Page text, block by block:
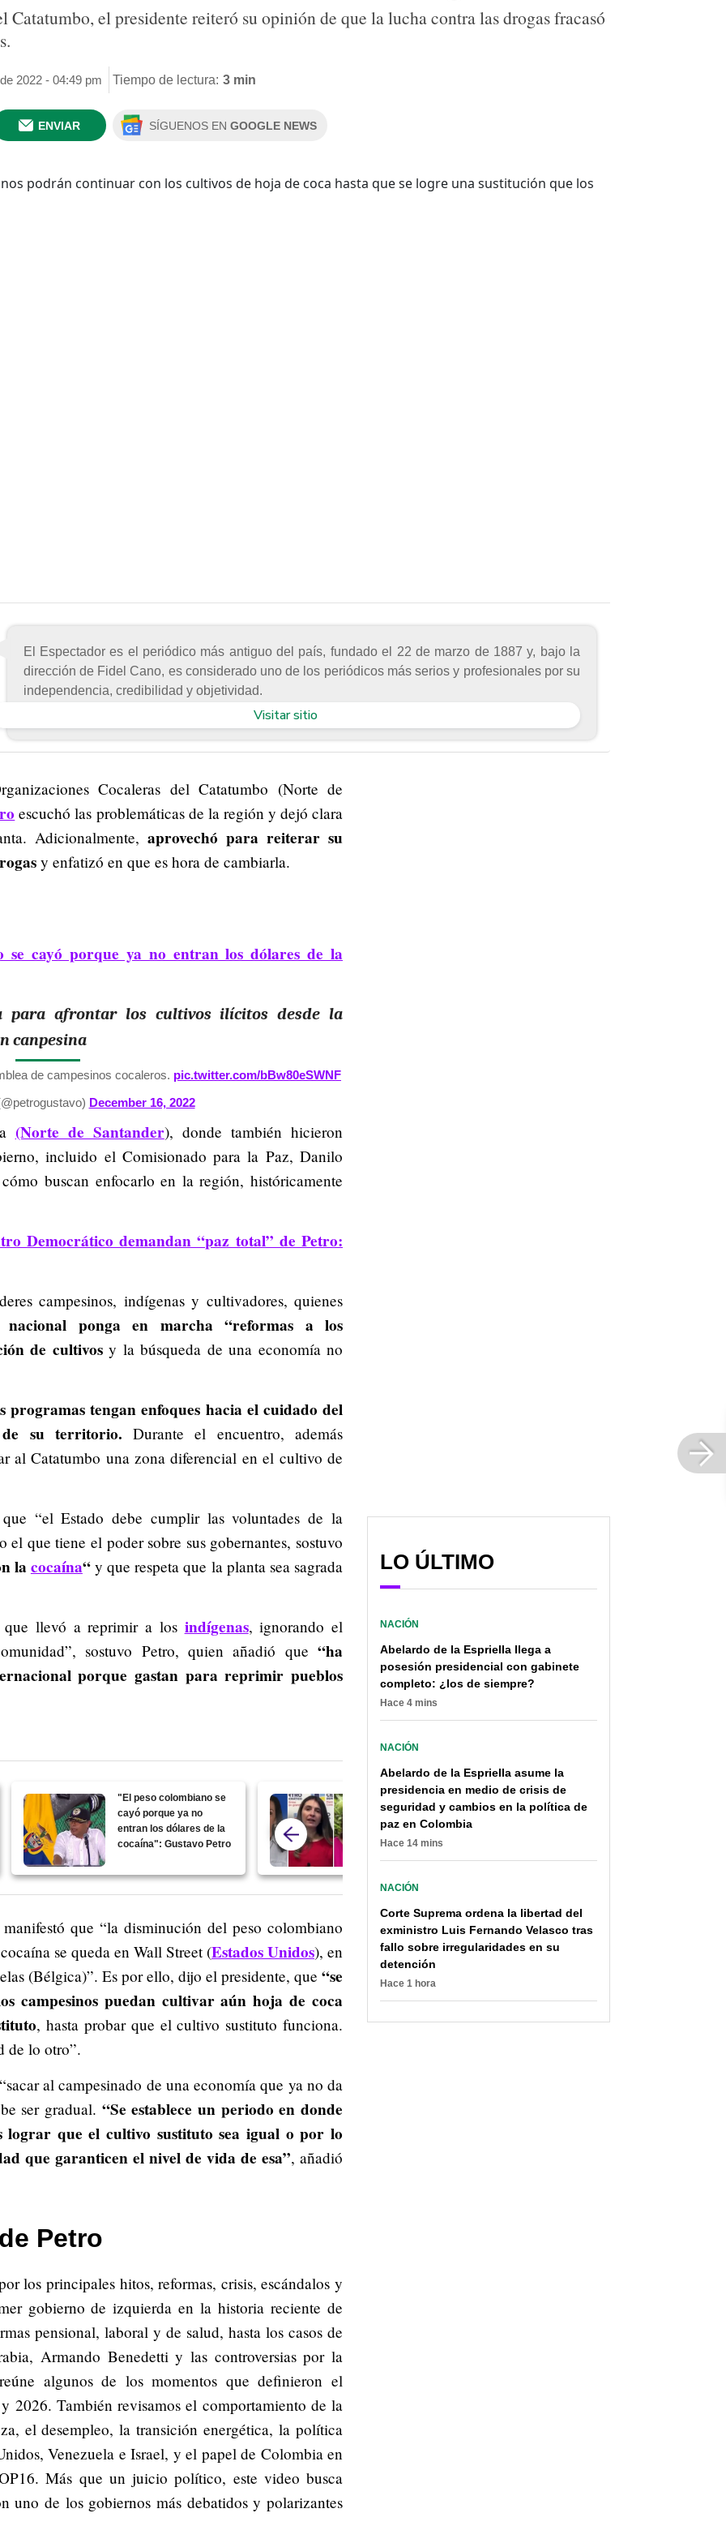
Catatumbo, el presidente reiteró su opinión de que la lucha contra las drogas fracasó
2022 - 04:49 pm Tiempo de lectura: 3 min
ENVIAR SÍGUENOS EN GOOGLE NEWS
El Espectador es el periódico más antiguo del país, fundado el 22 de marzo de 1887 y, bajo la
dirección de Fidel Cano, es considerado uno de los periódicos más serios y profesionales por su
independencia, credibilidad y objetividad.
Visitar sitio
Cocaleras del Catatumbo (Norte de
escuchó las problemáticas de la región y dejó clara
Adicionalmente,aprovechó para reiterar su
y enfatizó en que es hora de cambiarla.
se cayó porque ya no entran los dólares de la
para afrontar los cultivos ilícitos desde la
canpesina
de campesinos cocaleros. pic.twitter.com/bBw80eSWNF
December 16, 2022
(Norte de Santander), donde también hicieron
incluido el Comisionado para la Paz, Danilo
buscan enfocarlo en la región, históricamente
Democrático demandan “paz total” de Petro:
campesinos, indígenas y cultivadores, quienes
ponga en marcha “reformas a los
de cultivosy la búsqueda de una economía no
programas tengan enfoques hacia el cuidado del
su territorio. Durante el encuentro, además
al Catatumbo una zona diferencial en el cultivo de
“el Estado debe cumplir las voluntades de la
que tiene el poder sobre sus gobernantes, sostuvo
lacocaína“y que respeta que la planta sea sagrada
llevó a reprimir a los indígenas, ignorando el
sostuvo Petro, quien añadió que “ha
porque gastan para reprimir pueblos
"El peso colombiano se
cayó porque ya no
entran los dólares de la
cocaína": Gustavo Petro
Por tres vicios
"insubsanables",
escuderas del uribismo
demandan la "paz total"
de Petro
que “la disminución del peso colombiano
se queda en Wall Street (Estados Unidos), en
(Bélgica)”. Es por ello, dijo el presidente, que “se
campesinos puedan cultivar aún hoja de coca
, hasta probar que el cultivo sustituto funciona.
de lo otro”.
al campesinado de una economía que ya no da
ser gradual. “Se establece un periodo en donde
lograr que el cultivo sustituto sea igual o por lo
que garanticen el nivel de vida de esa”, añadió
Petro
los principales hitos, reformas, crisis, escándalos y
gobierno de izquierda en la historia reciente de
pensional, laboral y de salud, hasta los casos de
Armando Benedetti y las controversias por la
algunos de los momentos que definieron el
2026. También revisamos el comportamiento de la
el desempleo, la transición energética, la política
Venezuela e Israel, y el papel de Colombia en
Más que un juicio político, este video busca
uno de los gobiernos más debatidos y polarizantes
LO ÚLTIMO
NACIÓN
Abelardo de la Espriella llega a
posesión presidencial con gabinete
completo: ¿los de siempre?
Hace 4 mins
NACIÓN
Abelardo de la Espriella asume la
presidencia en medio de crisis de
seguridad y cambios en la política de
paz en Colombia
Hace 14 mins
NACIÓN
Corte Suprema ordena la libertad del
exministro Luis Fernando Velasco tras
fallo sobre irregularidades en su
detención
Hace 1 hora